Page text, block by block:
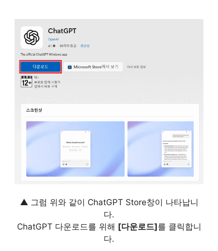
▲ 그럼 위와 같이 ChatGPT Store창이 나타납니
다.
ChatGPT 다운로드를 위해 [다운로드]를 클릭합니
다.